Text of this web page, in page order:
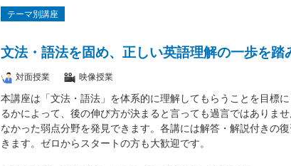
テーマ別講座
文法・語法を固め、正しい英語理解の一歩を踏
対面授業 映像授業
本講座は「文法・語法」を体系的に理解してもらうことを目標
るかによって、後の伸び方が決まると言っても過言ではありま
なかった弱点分野を発見できます。各講には解答・解説付きの
きます。ゼロからスタートの方も大歓迎です。